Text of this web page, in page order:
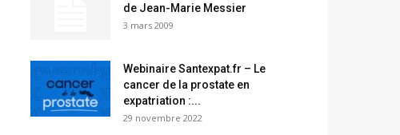
de Jean-Marie Messier
3 mars 2009
Webinaire Santexpat.fr – Le
cancer de la prostate en
expatriation :...
29 novembre 2022